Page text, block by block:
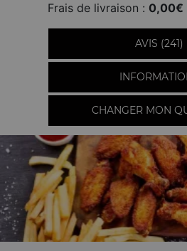
Frais de livraison : 0,00€
AVIS (241)
CHANGER MON